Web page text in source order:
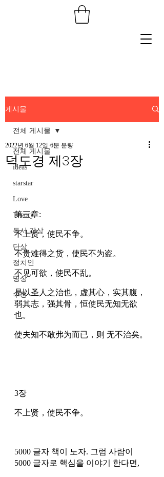
게시물
전체 게시물
ideas
starstar
Love
Theory
독서 감상
단상
정치인
명상
수행
전체 게시물
덕도경 제3장
2022년 6월 12일 6분 분량
第三章:
不上贤，使民不争。
不贵难得之货，使民不为盗。
不见可欲，使民不乱。
是以圣人之治也，虚其心，实其腹，
弱其志，强其骨，恒使民无知无欲
也。
使夫知不敢弗为而已，则 无不治矣。
3장
不上贤，使民不争。
5000 글자 책이 노자. 그럼 사람이
5000 글자로 핵심을 이야기 한다면,